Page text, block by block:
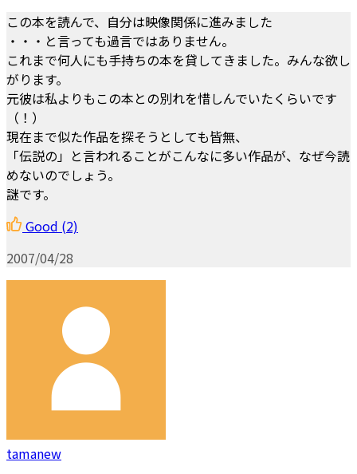
この本を読んで、自分は映像関係に進みました
・・・と言っても過言ではありません。
これまで何人にも手持ちの本を貸してきました。みんな欲し
がります。
元彼は私よりもこの本との別れを惜しんでいたくらいです
（！）
現在まで似た作品を探そうとしても皆無、
「伝説の」と言われることがこんなに多い作品が、なぜ今読
めないのでしょう。
謎です。
Good (2)
2007/04/28
tamanew